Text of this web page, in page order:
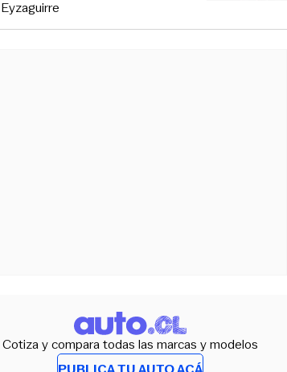
Eyzaguirre
Cotiza y compara todas las marcas y modelos